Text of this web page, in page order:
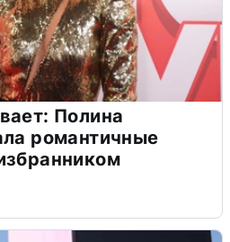
Полина
романтичные